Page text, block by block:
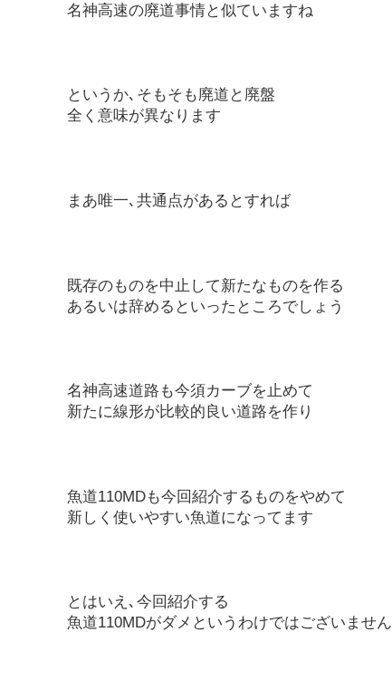
名神高速の廃道事情と似ていますね
というか､そもそも廃道と廃盤
全く意味が異なります
まあ唯一､共通点があるとすれば
既存のものを中止して新たなものを作る
あるいは辞めるといったところでしょう
名神高速道路も今須カーブを止めて
新たに線形が比較的良い道路を作り
魚道110MDも今回紹介するものをやめて
新しく使いやすい魚道になってます
とはいえ､今回紹介する
魚道110MDがダメというわけではございません